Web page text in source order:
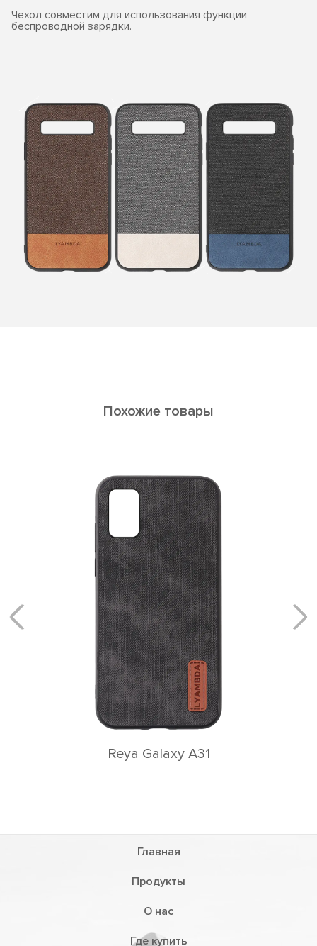
Чехол совместим для использования функции
беспроводной зарядки.
Похожие товары
Reya Galaxy A31
Главная
Продукты
О нас
Где купить